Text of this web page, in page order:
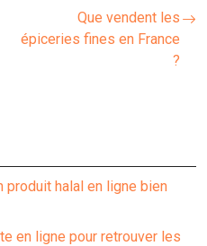
Que vendent les
épiceries fines en France
?
produit halal en ligne bien
en ligne pour retrouver les